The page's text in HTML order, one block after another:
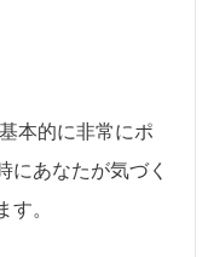
本的に非常にポ
にあなたが気づく
す。